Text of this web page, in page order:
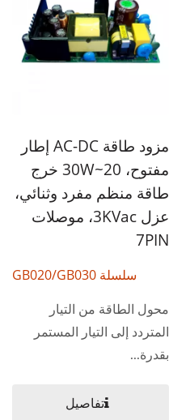
مزود طاقة AC-DC إطار
مفتوح، 20~30W خرج
طاقة منظم مفرد وثنائي،
عزل 3KVac، موصلات
7PIN
سلسلة GB020/GB030
محول الطاقة من التيار
المتردد إلى التيار المستمر
بقدرة...
تفاصيل